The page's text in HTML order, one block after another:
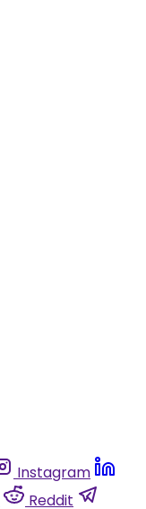
Instagram
Reddit